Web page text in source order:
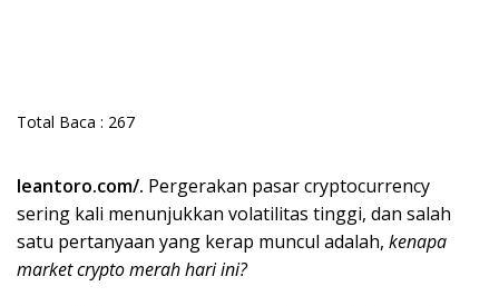
Total Baca : 267
leantoro.com/. Pergerakan pasar cryptocurrency
sering kali menunjukkan volatilitas tinggi, dan salah
satu pertanyaan yang kerap muncul adalah, kenapa
market crypto merah hari ini?